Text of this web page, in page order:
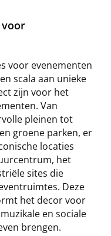
voor
voor evenementen
scala aan unieke
zijn voor het
Van
pleinen tot
groene parken, er
locaties
het
sites die
Deze
het decor voor
en sociale
brengen.